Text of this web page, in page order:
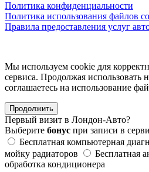
Политика конфиденциальности
Политика использования файлов
Правила предоставления услуг
Мы используем cookie для
сервиса. Продолжая использовать
соглашаетесь на использование
Продолжить
Первый визит в Лондон-Авто?
Выберите бонус при записи в
Бесплатная компьютерная
мойку радиаторов
Бесплатная
обработка кондиционера